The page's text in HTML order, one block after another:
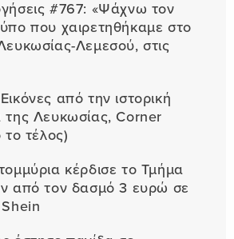
#767: «Ψάχνω τον
που χαιρετηθήκαμε στο
Λεμεσού, στις
από την ιστορική
της Λευκωσίας, Corner
τέλος)
κέρδισε το Τμήμα
από τον δασμό 3 ευρώ σε